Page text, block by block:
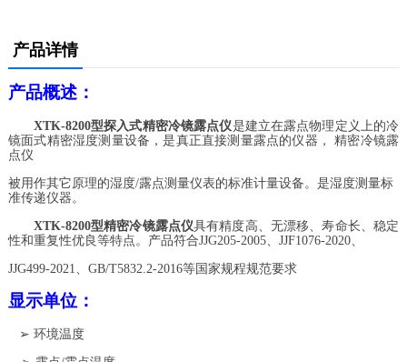
产品详情
产品概述：
XTK-8200型探入式精密冷镜露点仪是建立在露点物理定义上的冷
镜面式精密湿度测量设备，是真正直接测量露点的仪器， 精密冷镜露
点仪
被用作其它原理的湿度/露点测量仪表的标准计量设备。是湿度测量标
准传递仪器。
XTK-8200型精密冷镜露点仪具有精度高、无漂移、寿命长、稳定
性和重复性优良等特点。产品符合JJG205-2005、JJF1076-2020、
JJG499-2021、 GB/T5832.2-2016等国家规程规范要求
显示单位：
➢ 环境温度